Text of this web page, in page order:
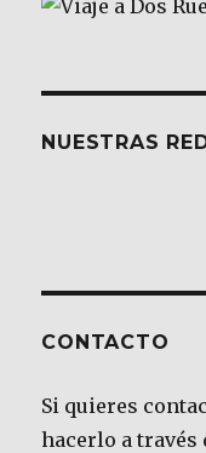
NUESTRAS
CONTACTO
Si quieres
hacerlo a